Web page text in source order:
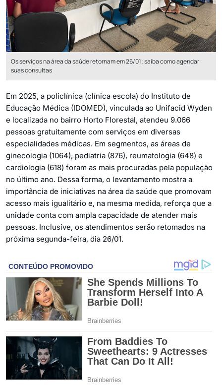
Os serviços na área da saúde retornam em 26/01; saiba como agendar
suas consultas
Em 2025, a policlínica (clínica escola) do Instituto de
Educação Médica (IDOMED), vinculada ao Unifacid Wyden
e localizada no bairro Horto Florestal, atendeu 9.066
pessoas gratuitamente com serviços em diversas
especialidades médicas. Em segmentos, as áreas de
ginecologia (1064), pediatria (876), reumatologia (648) e
cardiologia (618) foram as mais procuradas pela população
no último ano. Dessa forma, o levantamento mostra a
importância de iniciativas na área da saúde que promovam
acesso mais igualitário e, na mesma medida, reforça que a
unidade conta com ampla capacidade de atender mais
pessoas. Inclusive, os atendimentos serão retomados na
próxima segunda-feira, dia 26/01.